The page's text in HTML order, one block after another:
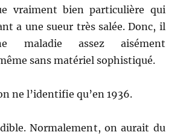
vraiment bien particulière qui
a une sueur très salée. Donc, il
maladie assez aisément
sans matériel sophistiqué.
ne l’identifie qu’en 1936.
Normalement, on aurait du